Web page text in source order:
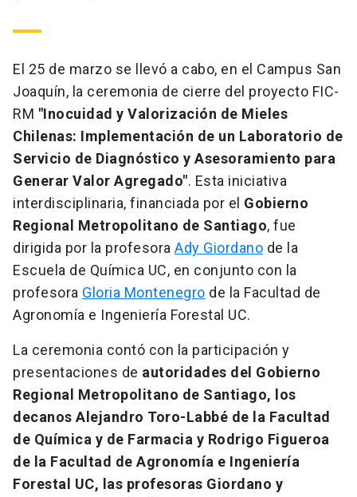
El 25 de marzo se llevó a cabo, en el Campus San
Joaquín, la ceremonia de cierre del proyecto FIC-
RM "Inocuidad y Valorización de Mieles
Chilenas: Implementación de un Laboratorio de
Servicio de Diagnóstico y Asesoramiento para
Generar Valor Agregado". Esta iniciativa
interdisciplinaria, financiada por el Gobierno
Regional Metropolitano de Santiago, fue
dirigida por la profesora Ady Giordano de la
Escuela de Química UC, en conjunto con la
profesora Gloria Montenegro de la Facultad de
Agronomía e Ingeniería Forestal UC.
La ceremonia contó con la participación y
presentaciones de autoridades del Gobierno
Regional Metropolitano de Santiago, los
decanos Alejandro Toro-Labbé de la Facultad
de Química y de Farmacia y Rodrigo Figueroa
de la Facultad de Agronomía e Ingeniería
Forestal UC, las profesoras Giordano y